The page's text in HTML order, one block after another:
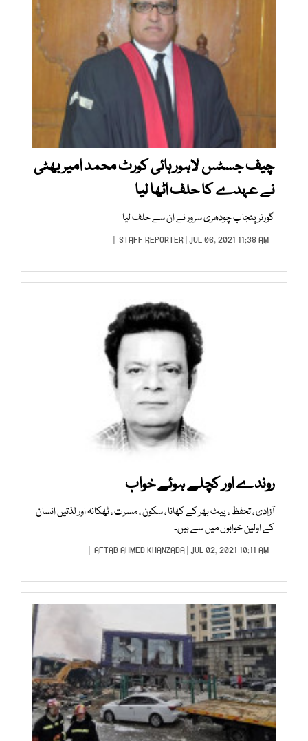
چیف جسٹس لاہور ہائی کورٹ محمد امیر بھٹی
نے عہدے کا حلف اٹھا لیا
گورنر پنجاب چودھری سرور نے ان سے حلف لیا
STAFF REPORTER| JUL 06, 2021 11:38 AM |
روندے اور کچلے ہوئے خواب
آزادی ، تحفظ ، پیٹ بھر کے کھانا ، سکون ، مسرت ، ٹھکانہ اور لذتیں انسان
کے اولین خوابوں میں سے ہیں۔
AFTAB AHMED KHANZADA| JUL 02, 2021 10:11 AM |